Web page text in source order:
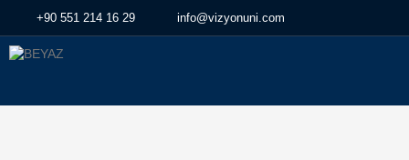
+90 551 214 16 29 info@vizyonuni.com